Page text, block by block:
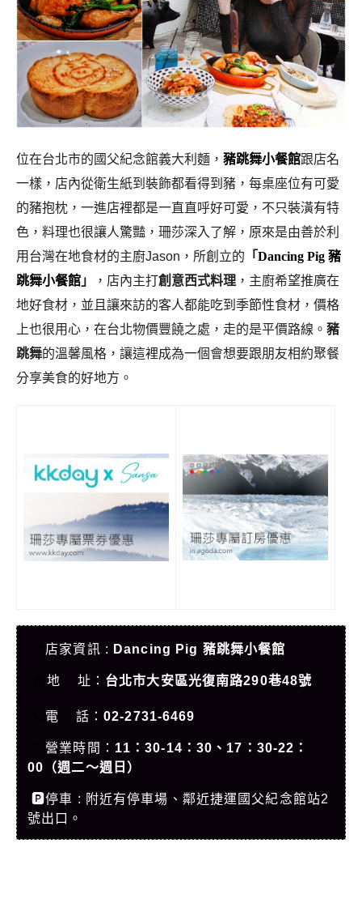
位在台北市的國父紀念館義大利麵， 豬跳舞小餐館跟店名
一樣，店內從衛生紙到裝飾都看得到豬，每桌座位有可愛
的豬抱枕，一進店裡都是一直直呼好可愛，不只裝潢有特
色，料理也很讓人驚豔，珊莎深入了解，原來是由善於利
用台灣在地食材的主廚Jason，所創立的 「Dancing Pig 豬
跳舞小餐館 」 ，店內主打創意西式料理 ，主廚希望推廣在
地好食材，並且讓來訪的客人都能吃到季節性食材，價格
上也很用心，在台北物價豐饒之處，走的是平價路線。 豬
跳舞的溫馨風格，讓這裡成為一個會想要跟朋友相約聚餐
分享美食的好地方。
店家資訊 : Dancing Pig 豬跳舞小餐館
🏠地 址： 台北市大安區光復南路290巷48號
電 話：02-2731-6469
營業時間 ： 11：30-14：30、17：30-22：
00（週二～週日）
🅿️停車 : 附近有停車場、鄰近捷運國父紀念館站2
號出口。